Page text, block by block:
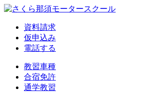
資料請求
仮申込み
電話する
教習車種
合宿免許
通学教習